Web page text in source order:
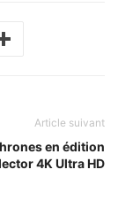
Article suivant
en édition
4K Ultra HD